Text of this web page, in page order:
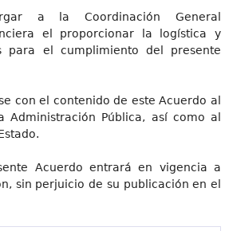
a la Coordinación General
el proporcionar la logística y
para el cumplimiento del presente
con el contenido de este Acuerdo al
Administración Pública, así como al
Acuerdo entrará en vigencia a
sin perjuicio de su publicación en el